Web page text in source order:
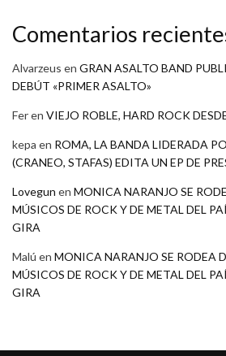
Comentarios
Alvarzeus en GRAN ASALTO BAND
DEBÚT «PRIMER ASALTO»
Feren VIEJO ROBLE, HARD ROCK
kepa en ROMA, LA BANDA LIDERADA
(CRANEO, STAFAS) EDITA UN EP DE
Lovegun en MONICA NARANJO SE
MÚSICOS DE ROCK Y DE METAL DEL
GIRA
Malú en MONICA NARANJO SE RODEA
MÚSICOS DE ROCK Y DE METAL DEL
GIRA